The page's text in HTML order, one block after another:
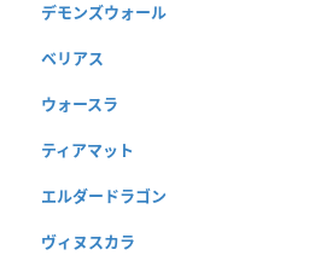
デモンズウォール
ベリアス
ウォースラ
ティアマット
エルダードラゴン
ヴィヌスカラ